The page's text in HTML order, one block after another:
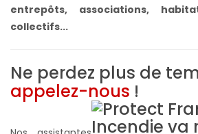
entrepôts, associations,
collectifs...
Ne perdez plus de
appelez-nous !